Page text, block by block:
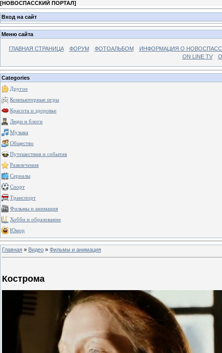
[НОВОСПАССКИЙ ПОРТАЛ]
Вход на сайт
Меню сайта
ГЛАВНАЯ СТРАНИЦА ФОРУМ ФОТОАЛЬБОМ
ИНФОРМАЦИЯ О
ON LINE TV
Categories
Другое
Компьютерные игры
Красота и здоровье
Люди и блоги
Музыка
Общество
Путешествия и события
Развлечения
Сериалы
Спорт
Транспорт
Фильмы и анимация
Хобби и образование
Юмор
Главная » Видео » Фильмы и анимация
Кострома